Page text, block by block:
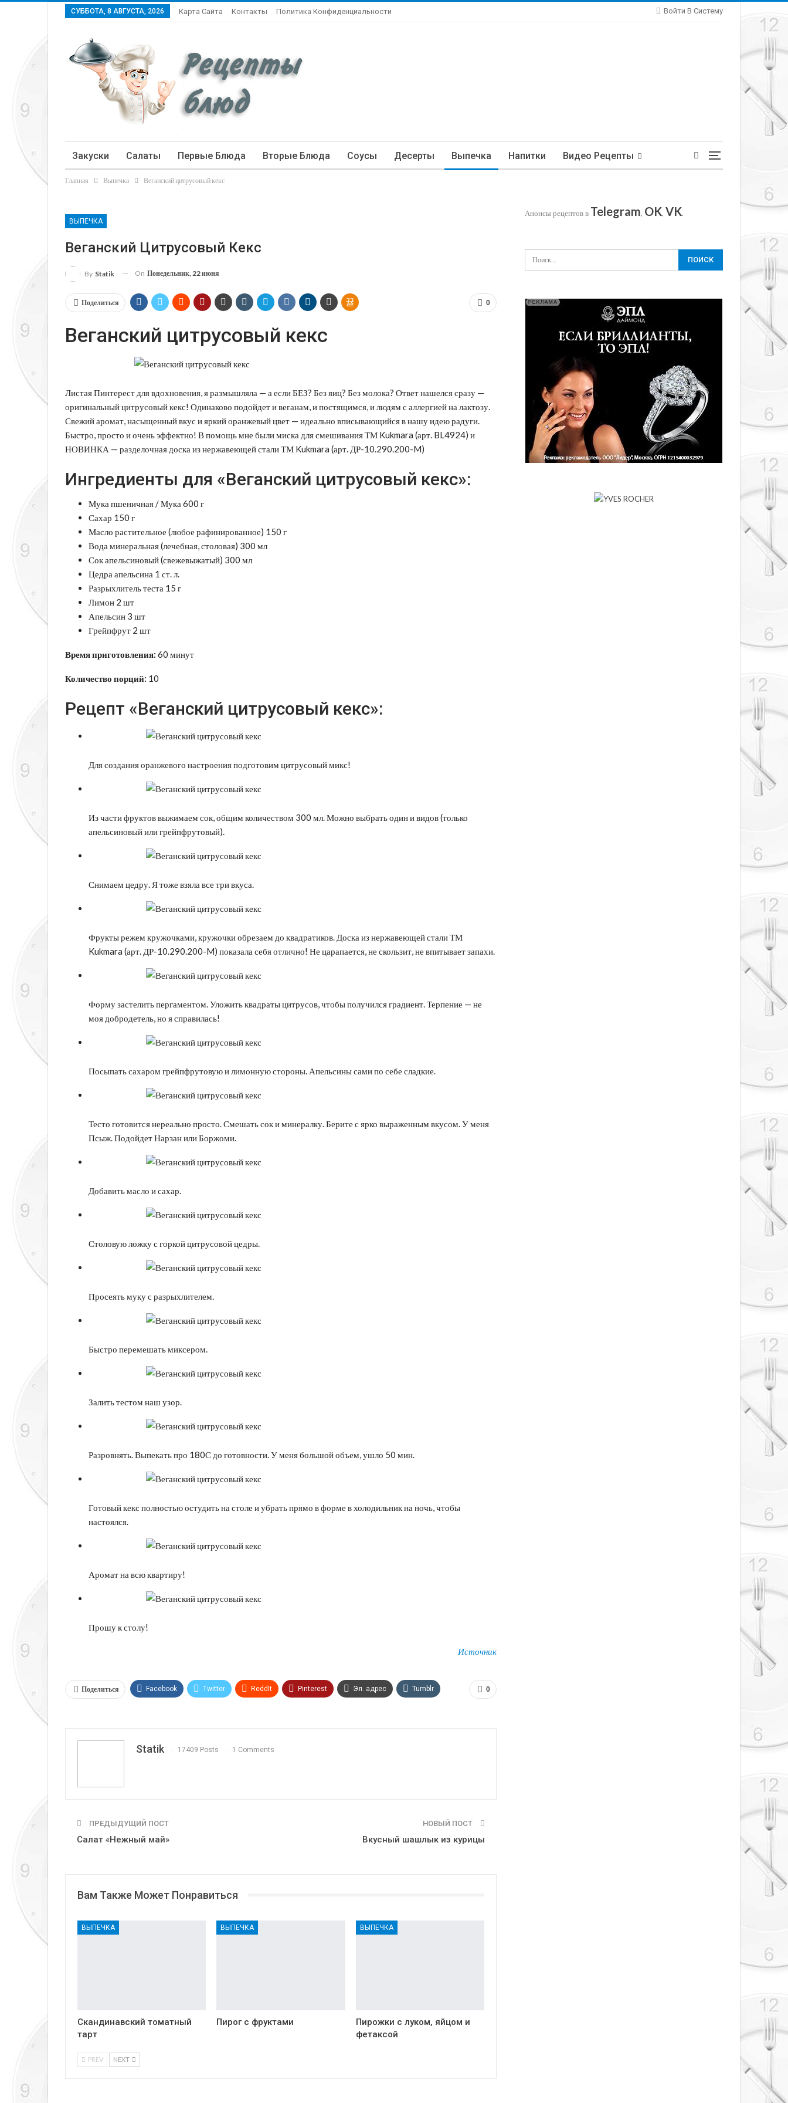
Войти В Систему
СУББОТА, 8 АВГУСТА, 2026 Карта Сайта Контакты Политика Конфиденциальности
Закуски Салаты Первые Блюда Вторые Блюда Соусы Десерты Выпечка Напитки Видео Рецепты
Статьи
Главная Выпечка Веганский цитрусовый кекс
ВЫПЕЧКА
Веганский Цитрусовый Кекс
By Statik On Понедельник, 22 июня
0
Поделиться
Веганский цитрусовый кекс
Листая Пинтерест для вдохновения, я размышляла — а если БЕЗ? Без яиц? Без молока? Ответ нашелся сразу —
оригинальный цитрусовый кекс! Одинаково подойдет и веганам, и постящимся, и людям с аллергией на лактозу.
Свежий аромат, насыщенный вкус и яркий оранжевый цвет — идеально вписывающийся в нашу идею радуги.
Быстро, просто и очень эффектно! В помощь мне были миска для смешивания ТМ Kukmara (арт. BL4924) и
НОВИНКА — разделочная доска из нержавеющей стали ТМ Kukmara (арт. ДР-10.290.200-M)
Ингредиенты для «Веганский цитрусовый кекс»:
Мука пшеничная / Мука 600 г
Сахар 150 г
Масло растительное (любое рафинированное) 150 г
Вода минеральная (лечебная, столовая) 300 мл
Сок апельсиновый (свежевыжатый) 300 мл
Цедра апельсина 1 ст. л.
Разрыхлитель теста 15 г
Лимон 2 шт
Апельсин 3 шт
Грейпфрут 2 шт
Время приготовления: 60 минут
Количество порций: 10
Рецепт «Веганский цитрусовый кекс»:
Для создания оранжевого настроения подготовим цитрусовый микс!
Из части фруктов выжимаем сок, общим количеством 300 мл. Можно выбрать один и видов (только
апельсиновый или грейпфрутовый).
Снимаем цедру. Я тоже взяла все три вкуса.
Фрукты режем кружочками, кружочки обрезаем до квадратиков. Доска из нержавеющей стали ТМ
Kukmara (арт. ДР-10.290.200-M) показала себя отлично! Не царапается, не скользит, не впитывает запахи.
Форму застелить пергаментом. Уложить квадраты цитрусов, чтобы получился градиент. Терпение — не
моя добродетель, но я справилась!
Посыпать сахаром грейпфрутовую и лимонную стороны. Апельсины сами по себе сладкие.
Тесто готовится нереально просто. Смешать сок и минералку. Берите с ярко выраженным вкусом. У меня
Псыж. Подойдет Нарзан или Боржоми.
Добавить масло и сахар.
Столовую ложку с горкой цитрусовой цедры.
Просеять муку с разрыхлителем.
Быстро перемешать миксером.
Залить тестом наш узор.
Разровнять. Выпекать про 180С до готовности. У меня большой объем, ушло 50 мин.
Готовый кекс полностью остудить на столе и убрать прямо в форме в холодильник на ночь, чтобы
настоялся.
Аромат на всю квартиру!
Прошу к столу!
Источник
0
Поделиться Facebook Twitter ReddIt Pinterest Эл. адрес Tumblr
Statik 17409 Posts 1 Comments
ПРЕДЫДУЩИЙ ПОСТ
Салат «Нежный май»
НОВЫЙ ПОСТ
Вкусный шашлык из курицы
Вам Также Может Понравиться
ВЫПЕЧКА
Скандинавский томатный
тарт
ВЫПЕЧКА
Пирог с фруктами
ВЫПЕЧКА
Пирожки с луком, яйцом и
фетаксой
PREV NEXT
Анонсы рецептов в Telegram, OK, VK.